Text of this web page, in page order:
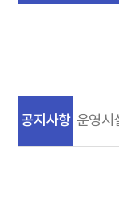
공지사항 운영시